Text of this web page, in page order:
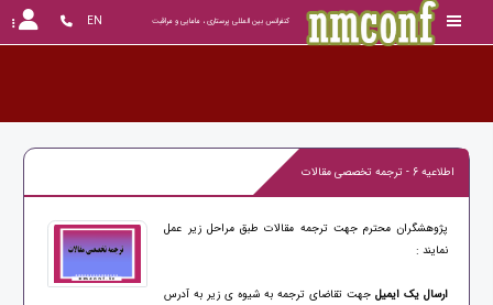
کنفرانس بین المللی پرستاری ، مامایی و مراقبت EN
اطلاعیه 6 - ترجمه تخصصی مقالات
پژوهشگران محترم جهت ترجمه مقالات طبق مراحل زیر عمل
نمایند :
ارسال یک ایمیلجهت تقاضای ترجمه به شیوه ی زیر به آدرس